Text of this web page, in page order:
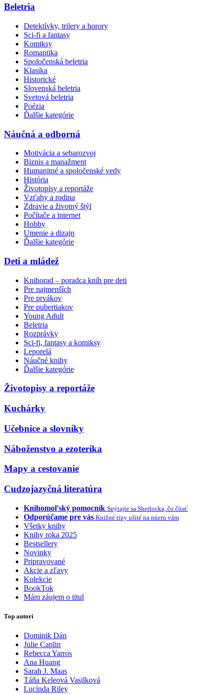
Beletria
Detektívky, trilery a horory
Sci-fi a fantasy
Komiksy
Romantika
Spoločenská beletria
Klasika
Historické
Slovenská beletria
Svetová beletria
Poézia
Ďalšie kategórie
Náučná a odborná
Motivácia a sebarozvoj
Biznis a manažment
Humanitné a spoločenské vedy
História
Životopisy a reportáže
Vzťahy a rodina
Zdravie a životný štýl
Počítače a internet
Hobby
Umenie a dizajn
Ďalšie kategórie
Deti a mládež
Knihorad – poradca kníh pre deti
Pre najmenších
Pre prvákov
Pre pubertiakov
Young Adult
Beletria
Rozprávky
Sci-fi, fantasy a komiksy
Leporelá
Náučné knihy
Ďalšie kategórie
Životopisy a reportáže
Kuchárky
Učebnice a slovníky
Náboženstvo a ezoterika
Mapy a cestovanie
Cudzojazyčná literatúra
Knihomoľský pomocník Spýtajte sa Sherlocka, čo čítať
Odporúčame pre vás Knižné tipy ušité na mieru vám
Všetky knihy
Knihy roka 2025
Bestsellery
Novinky
Pripravované
Akcie a zľavy
Kolekcie
BookTok
Mám záujem o titul
Top autori
Dominik Dán
Julie Caplin
Rebecca Yarros
Ana Huang
Sarah J. Maas
Táňa Keleová Vasilková
Lucinda Riley